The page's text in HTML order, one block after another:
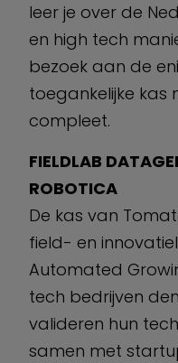
leer je over de
en high tech
bezoek aan de
toegankelijke kas
compleet.
FIELDLAB
ROBOTICA
De kas van
field- en
Automated
tech bedrijven
valideren hun
samen met